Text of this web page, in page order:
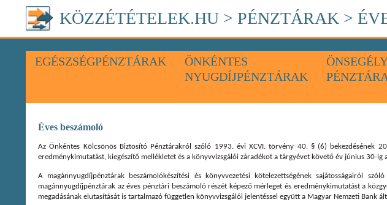
KÖZZÉTÉTELEK.HU> PÉNZTÁRAK >
EGÉSZSÉGPÉNZTÁRAK
ÖNKÉNTES
NYUGDÍJPÉNZTÁRAK
Éves beszámoló
Az Önkéntes Kölcsönös Biztosító Pénztárakról szóló 1993. évi XCVI. törvény 40. § (6) bekezdésének
eredménykimutatást, kiegészítő mellékletet és a könyvvizsgálói záradékot a tárgyévet követő év június 30-
A magánnyugdíjpénztárak beszámolókészítési és könyvvezetési kötelezettségének sajátosságairól
magánnyugdíjpénztárak az éves pénztári beszámoló részét képező mérleget és eredménykimutatást a
megadásának elutasítását is tartalmazó független könyvvizsgálói jelentéssel együtt a Magyar Nemzeti Bank